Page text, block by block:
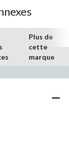
Plus de
cette
marque